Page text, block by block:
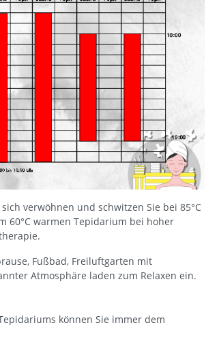
verwöhnen und schwitzen Sie bei 85°C
60°C warmen Tepidarium bei hoher
Fußbad, Freiluftgarten mit
Atmosphäre laden zum Relaxen ein.
können Sie immer dem